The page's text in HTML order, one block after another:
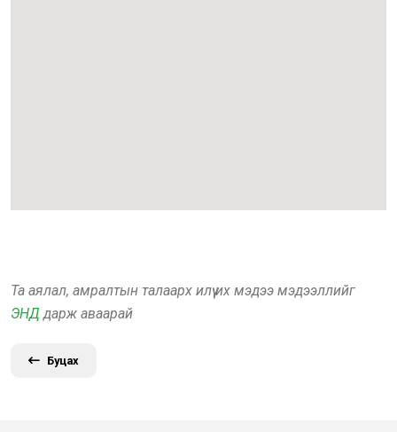
Та аялал, амралтын талаарх илүү их мэдээ мэдээллийг
ЭНД дарж аваарай
Буцах